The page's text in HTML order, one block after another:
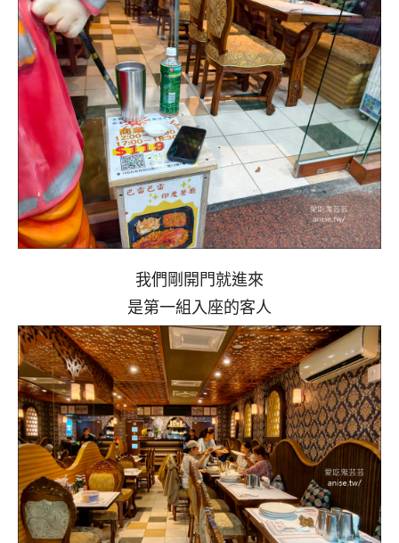
我們剛開門就進來
是第一組入座的客人